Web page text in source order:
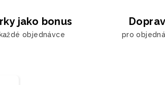
jako bonus
objednávce pro